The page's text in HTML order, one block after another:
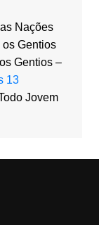
Nações
os Gentios
Gentios –
13
Jovem